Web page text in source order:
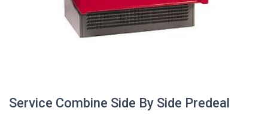
Service Combine Side By Side Predeal